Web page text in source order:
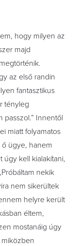
hogy milyen az
majd
az első randin
fantasztikus
tényleg
passzol.” Innentől
miatt folyamatos
ő ügye, hanem
úgy kell kialakítani,
nekik
nem sikerültek
helyre került
éltem,
mostanáig úgy